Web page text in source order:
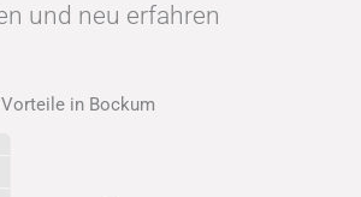
und neu erfahren
in Bockum